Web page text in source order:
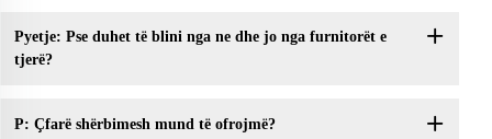
Pyetje: Pse duhet të blini nga ne dhe jo nga furnitorët e
tjerë?
P: Çfarë shërbimesh mund të ofrojmë?